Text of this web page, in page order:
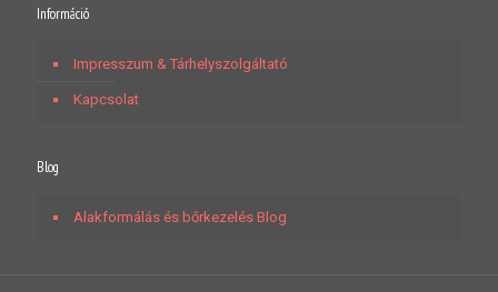
Információ
Impresszum & Tárhelyszolgáltató
Kapcsolat
Blog
Alakformálás és bőrkezelés Blog